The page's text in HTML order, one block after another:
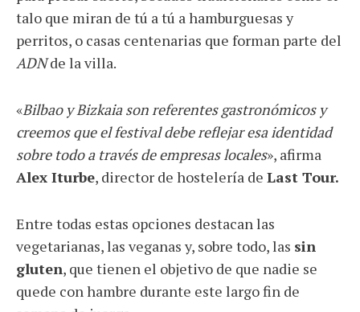
talo que miran de tú a tú a hamburguesas y
perritos, o casas centenarias que forman parte del
ADNde la villa.
«Bilbao y Bizkaia son referentes gastronómicos y
creemos que el festival debe reflejar esa identidad
sobre todo a través de empresas locales», afirma
Alex Iturbe, director de hostelería de Last Tour.
Entre todas estas opciones destacan las
vegetarianas, las veganas y, sobre todo, las sin
gluten, que tienen el objetivo de que nadie se
quede con hambre durante este largo fin de